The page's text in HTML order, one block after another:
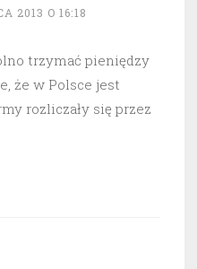
2013 O 16:18
trzymać pieniędzy
że w Polsce jest
rozliczały się przez